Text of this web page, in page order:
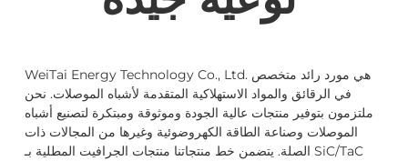
WeiTai Energy Technology Co., Ltd. هي مورد رائد متخصص
في الرقائق والمواد الاستهلاكية المتقدمة لأشباه الموصلات. نحن
ملتزمون بتوفير منتجات عالية الجودة وموثوقة ومبتكرة لتصنيع أشباه
الموصلات وصناعة الطاقة الكهروضوئية وغيرها من المجالات ذات
الصلة. يتضمن خط منتجاتنا منتجات الجرافيت المطلية بـ SiC/TaC